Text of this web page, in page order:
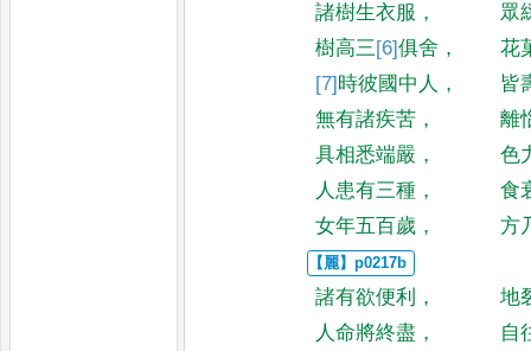
諸樹生衣服 ，
眾
樹高三[6]俱舍 ，
花
[7] 時彼 國中人 ，
皆
無有諸疾苦 ，
離
具相悉端嚴 ，
色
人患有三種 ，
食
女年五百歲 ， 方
諸有欲便利 ，
地
人命將終盡 ，
自